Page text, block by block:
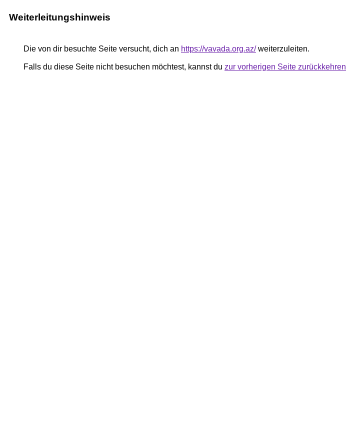
Weiterleitungshinweis
Die von dir besuchte Seite versucht, dich an https://vavada.org.az/weiterzuleiten.
Falls du diese Seite nicht besuchen möchtest, kannst du zur vorherigen Seite zurückkehren